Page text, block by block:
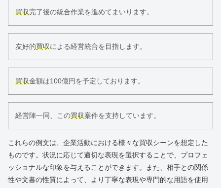
買収完了後の統合作業を進めてまいります。
友好的買収による経営統合を目指します。
買収金額は100億円を予定しております。
経営陣一同、この買収案件を支持しています。
これらの例文は、企業活動における様々な買収シーンを想定した
ものです。状況に応じて適切な表現を選択することで、プロフェ
ッショナルな印象を与えることができます。また、相手との関係
性や文書の性質によって、より丁寧な表現や専門的な用語を使用